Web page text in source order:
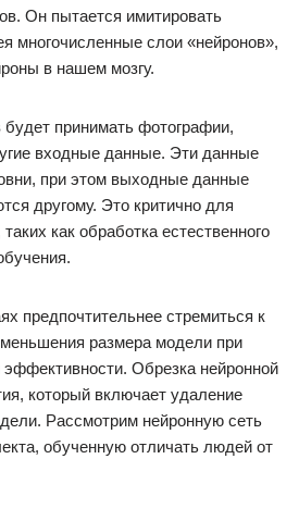
Он пытается имитировать
многочисленные слои «нейронов»,
в нашем мозгу.
принимать фотографии,
входные данные. Эти данные
при этом выходные данные
другому. Это критично для
как обработка естественного
предпочтительнее стремиться к
размера модели при
эффективности. Обрезка нейронной
который включает удаление
Рассмотрим нейронную сеть
обученную отличать людей от